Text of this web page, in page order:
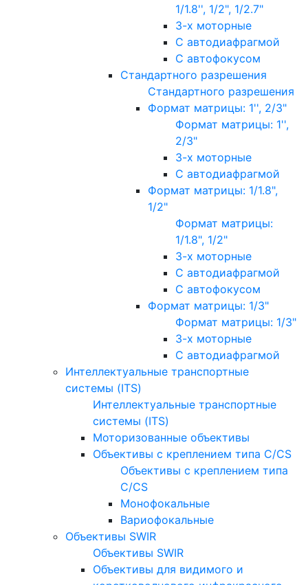
1/1.8'', 1/2", 1/2.7"
3-х моторные
С автодиафрагмой
С автофокусом
Стандартного разрешения
Стандартного разрешения
Формат матрицы: 1'', 2/3"
Формат матрицы: 1'',
2/3"
3-х моторные
С автодиафрагмой
Формат матрицы: 1/1.8",
1/2"
Формат матрицы:
1/1.8", 1/2"
3-х моторные
С автодиафрагмой
С автофокусом
Формат матрицы: 1/3"
Формат матрицы: 1/3"
3-х моторные
С автодиафрагмой
Интеллектуальные транспортные
системы (ITS)
Интеллектуальные транспортные
системы (ITS)
Моторизованные объективы
Объективы с креплением типа C/CS
Объективы с креплением типа
C/CS
Монофокальные
Вариофокальные
Объективы SWIR
Объективы SWIR
Объективы для видимого и